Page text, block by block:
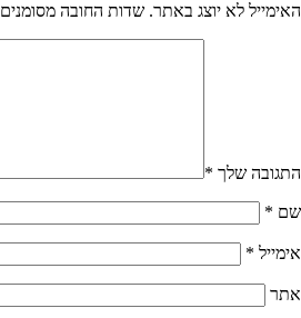
האימייל לא יוצג באתר. שדות החובה מסומנים
התגובה שלך *
שם *
אימייל *
אתר